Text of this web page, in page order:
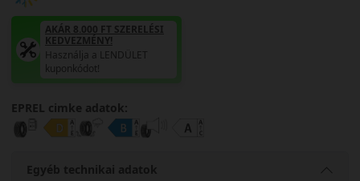
AKÁR 8.000 FT SZERELÉSI
KEDVEZMÉNY!
Használja a LENDÜLET
kuponkódot!
EPREL cimke adatok:
Egyéb technikai adatok